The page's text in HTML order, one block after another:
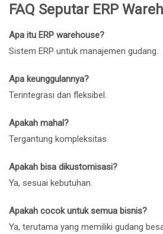
FAQ Seputar ERP
Apa itu ERP warehouse?
Sistem ERP untuk manajemen gudang.
Apa keunggulannya?
Terintegrasi dan fleksibel.
Apakah mahal?
Tergantung kompleksitas.
Apakah bisa dikustomisasi?
Ya, sesuai kebutuhan.
Apakah cocok untuk semua bisnis?
Ya, terutama yang memiliki gudang